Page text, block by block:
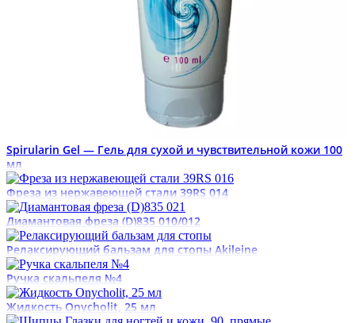
Spirularin Gel — Гель для сухой и чувствительной кожи 100
мл
Фреза из нержавеющей стали 39RS 014
Диамантовая фреза (D)835 010/012
Релаксирующий бальзам для стопы Akileine
Ручка скальпеля №4
Жидкость Onycholit, 25 мл